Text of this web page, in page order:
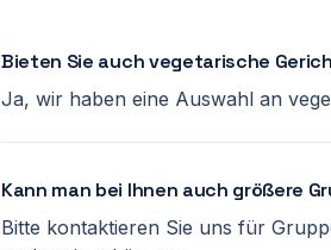
Bieten Sie auch vegetarische
Ja, wir haben eine Auswahl an
Kann man bei Ihnen auch größere
Bitte kontaktieren Sie uns für